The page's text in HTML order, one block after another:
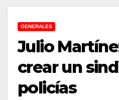
GENERALES
Julio
crear un
policías